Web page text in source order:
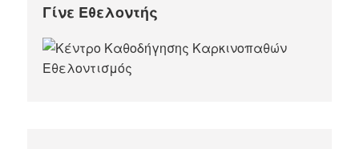
Γίνε Εθελοντής